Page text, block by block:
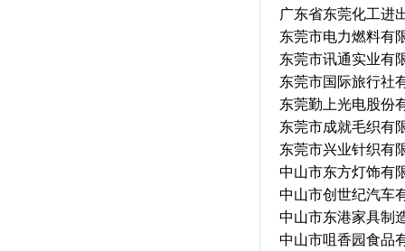
广东省东莞化工进
东莞市电力燃料有
东莞市讯通实业有
东莞市国际旅行社
东莞勤上光电股份
东莞市成就毛织有
东莞市兴业针织有
中山市东方灯饰有
中山市创世纪汽车
中山市东港家具制
中山市咀香园食品